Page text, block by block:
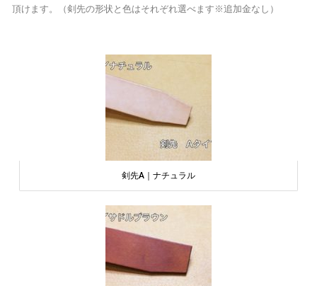
頂けます。（剣先の形状と色はそれぞれ選べます※追加金なし）
剣先A｜ナチュラル